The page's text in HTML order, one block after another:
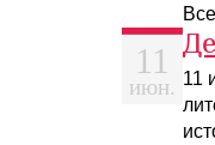
11
июн. 11